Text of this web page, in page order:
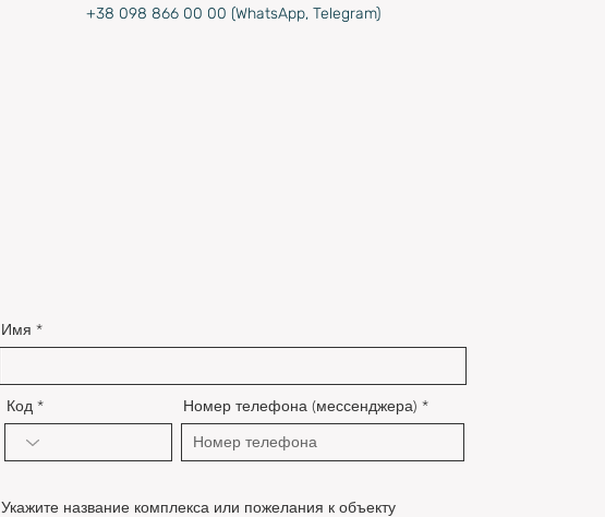
+38 098 866 00 00 (WhatsApp, Telegram)
Имя
Код Номер телефона (мессенджера)
Укажите название комплекса или пожелания к объекту